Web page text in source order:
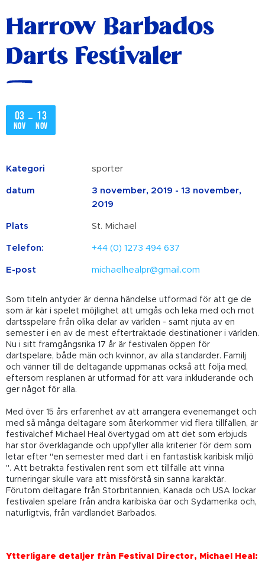
Harrow Barbados
Darts Festivaler
03
nov
– 13
nov
Kategori sporter
datum
3 november, 2019 - 13 november,
2019
Plats St. Michael
Telefon: +44 (0) 1273 494 637
E-post michaelhealpr@gmail.com
Som titeln antyder är denna händelse utformad för att ge de
som är kär i spelet möjlighet att umgås och leka med och mot
dartsspelare från olika delar av världen - samt njuta av en
semester i en av de mest eftertraktade destinationer i världen.
Nu i sitt framgångsrika 17 år är festivalen öppen för
dartspelare, både män och kvinnor, av alla standarder. Familj
och vänner till de deltagande uppmanas också att följa med,
eftersom resplanen är utformad för att vara inkluderande och
ger något för alla.
Med över 15 års erfarenhet av att arrangera evenemanget och
med så många deltagare som återkommer vid flera tillfällen, är
festivalchef Michael Heal övertygad om att det som erbjuds
har stor överklagande och uppfyller alla kriterier för dem som
letar efter "en semester med dart i en fantastisk karibisk miljö
". Att betrakta festivalen rent som ett tillfälle att vinna
turneringar skulle vara att missförstå sin sanna karaktär.
Förutom deltagare från Storbritannien, Kanada och USA lockar
festivalen spelare från andra karibiska öar och Sydamerika och,
naturligtvis, från värdlandet Barbados.
Ytterligare detaljer från Festival Director, Michael Heal: